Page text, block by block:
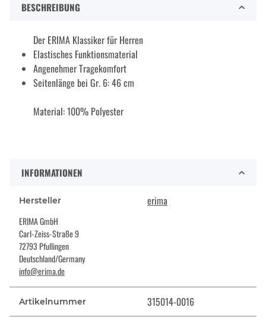
BESCHREIBUNG
Der ERIMA Klassiker für Herren
Elastisches Funktionsmaterial
Angenehmer Tragekomfort
Seitenlänge bei Gr. 6: 46 cm
Material: 100% Polyester
INFORMATIONEN
Hersteller erima
ERIMA GmbH
Carl-Zeiss-Straße 9
72793 Pfullingen
Deutschland/Germany
info@erima.de
Artikelnummer 315014-0016